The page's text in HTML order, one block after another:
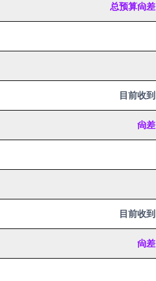
总预算尙差
目前收到
尙差
目前收到
尙差